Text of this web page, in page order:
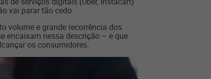
vai parar tão cedo.
volume e grande recorrência dos
encaixam nessa descrição – e que
os consumidores.